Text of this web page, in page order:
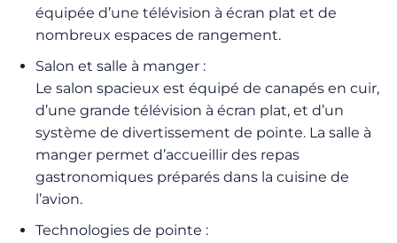
équipée d’une télévision à écran plat et de
nombreux espaces de rangement.
Salon et salle à manger :
Le salon spacieux est équipé de canapés en cuir,
d’une grande télévision à écran plat, et d’un
système de divertissement de pointe. La salle à
manger permet d’accueillir des repas
gastronomiques préparés dans la cuisine de
l’avion.
Technologies de pointe :